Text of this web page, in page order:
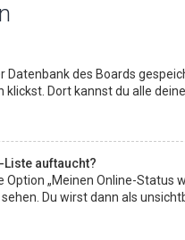
des Boards
Dort kannst du alle
auftaucht?
„Meinen Online-
Du wirst dann als